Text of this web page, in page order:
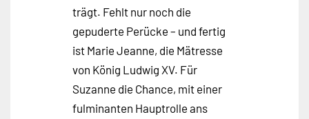
trägt. Fehlt nur noch die
gepuderte Perücke – und fertig
ist Marie Jeanne, die Mätresse
von König Ludwig XV. Für
Suzanne die Chance, mit einer
fulminanten Hauptrolle ans